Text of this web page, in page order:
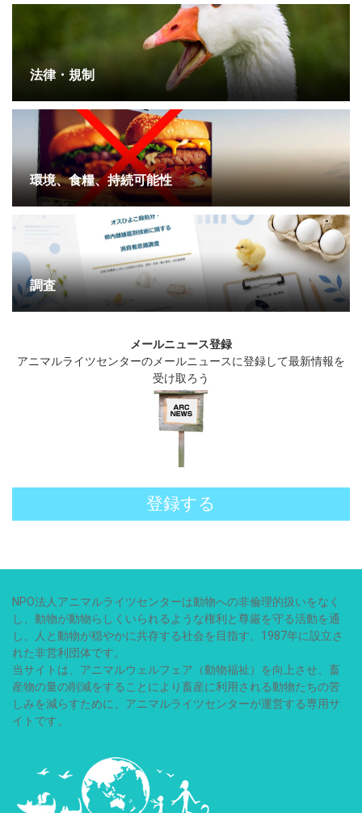
法律・規制
環境、食糧、持続可能性
調査
メールニュース登録
アニマルライツセンターのメールニュースに登録して最新情報を
受け取ろう
登録する
NPO法人アニマルライツセンターは動物への非倫理的扱いをなく
し、動物が動物らしくいられるような権利と尊厳を守る活動を通
し、人と動物が穏やかに共存する社会を目指す、1987年に設立さ
れた非営利団体です。
当サイトは、アニマルウェルフェア（動物福祉）を向上させ、畜
産物の量の削減をすることにより畜産に利用される動物たちの苦
しみを減らすために、アニマルライツセンターが運営する専用サ
イトです。